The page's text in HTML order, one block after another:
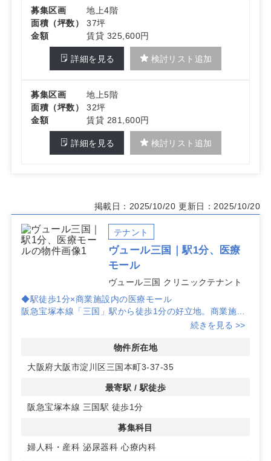
募集区画
地上4階
面積（坪数）
37坪
金額
賃貸 325,600円
詳細を見る 検討リスト追加
募集区画
地上5階
面積（坪数）
32坪
金額
賃貸 281,600円
詳細を見る 検討リスト追加
掲載日：2025/10/20 更新日：2025/10/20
テナント
ヴュール三国｜駅1分、医療
モール
ヴュール三国 クリニックテナント
◆駅徒歩1分×商業施設内の医療モール
阪急宝塚本線「三国」駅から徒歩1分の好立地。商業施設
内テナントのため来訪動線が取りやすく、エレベーター有
◆多科盛業の相乗効果で集患力を後押し
中の医療モール。周辺住民の受診ニーズが可視化され、科
目間の相互送客により初診・再診ともに安定した集患につ
◆開業に適した条件
能。詳細はお問い合わせください
続きを見る >>
物件所在地
大阪府大阪市淀川区三国本町3-37-35
最寄駅 / 駅徒歩
阪急宝塚本線 三国駅 徒歩1分
募集科目
婦人科・産科 泌尿器科 心療内科